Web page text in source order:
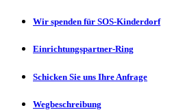
Wir spenden für SOS-Kinderdorf
Einrichtungspartner-Ring
Schicken Sie uns Ihre Anfrage
Wegbeschreibung